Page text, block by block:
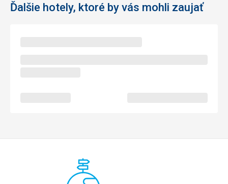
Ďalšie hotely, ktoré by vás mohli zaujať